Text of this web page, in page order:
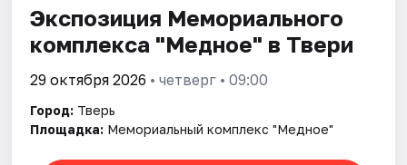
Экспозиция Мемориального
комплекса "Медное" в Твери
29 октября 2026 • четверг • 09:00
Город: Тверь
Площадка: Мемориальный комплекс "Медное"